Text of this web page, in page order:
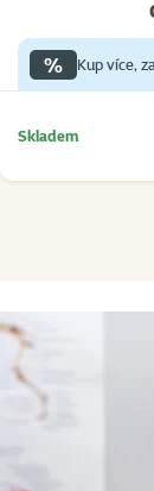
% Kup více,
Skladem